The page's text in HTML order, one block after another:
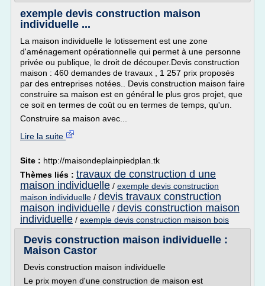
exemple devis construction maison
individuelle ...
La maison individuelle le lotissement est une zone
d'aménagement opérationnelle qui permet à une personne
privée ou publique, le droit de découper.Devis construction
maison : 460 demandes de travaux , 1 257 prix proposés
par des entreprises notées.. Devis construction maison faire
construire sa maison est en général le plus gros projet, que
ce soit en termes de coût ou en termes de temps, qu'un.
Construire sa maison avec...
Lire la suite
Site : http://maisondeplainpiedplan.tk
Thèmes liés : travaux de construction d une
maison individuelle / exemple devis construction
maison individuelle / devis travaux construction
maison individuelle / devis construction maison
individuelle / exemple devis construction maison bois
Devis construction maison individuelle :
Maison Castor
Devis construction maison individuelle
Le prix moyen d'une construction de maison est